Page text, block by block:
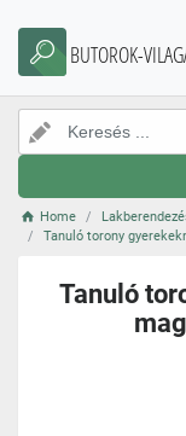
BUTOROK-
Home
Tanuló torony
Tanuló